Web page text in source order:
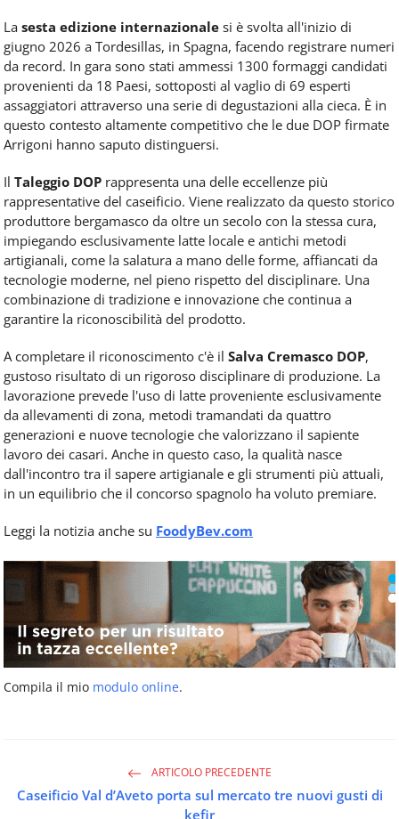
La sesta edizione internazionale si è svolta all'inizio di
giugno 2026 a Tordesillas, in Spagna, facendo registrare numeri
da record. In gara sono stati ammessi 1300 formaggi candidati
provenienti da 18 Paesi, sottoposti al vaglio di 69 esperti
assaggiatori attraverso una serie di degustazioni alla cieca. È in
questo contesto altamente competitivo che le due DOP firmate
Arrigoni hanno saputo distinguersi.
Il Taleggio DOP rappresenta una delle eccellenze più
rappresentative del caseificio. Viene realizzato da questo storico
produttore bergamasco da oltre un secolo con la stessa cura,
impiegando esclusivamente latte locale e antichi metodi
artigianali, come la salatura a mano delle forme, affiancati da
tecnologie moderne, nel pieno rispetto del disciplinare. Una
combinazione di tradizione e innovazione che continua a
garantire la riconoscibilità del prodotto.
A completare il riconoscimento c'è il Salva Cremasco DOP,
gustoso risultato di un rigoroso disciplinare di produzione. La
lavorazione prevede l'uso di latte proveniente esclusivamente
da allevamenti di zona, metodi tramandati da quattro
generazioni e nuove tecnologie che valorizzano il sapiente
lavoro dei casari. Anche in questo caso, la qualità nasce
dall'incontro tra il sapere artigianale e gli strumenti più attuali,
in un equilibrio che il concorso spagnolo ha voluto premiare.
Leggi la notizia anche su FoodyBev.com
Compila il mio modulo online.
ARTICOLO PRECEDENTE
Caseificio Val d’Aveto porta sul mercato tre nuovi gusti di
kefir